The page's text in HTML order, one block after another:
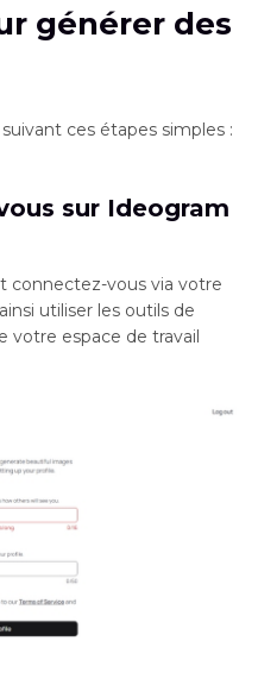
générer des
ces étapes simples :
sur Ideogram
connectez-vous via votre
utiliser les outils de
votre espace de travail